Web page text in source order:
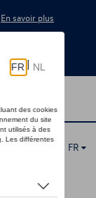
En savoir plus
FR